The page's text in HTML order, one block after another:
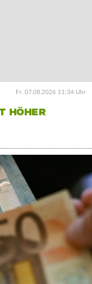
Fr. 07.08.2026 11:34 Uhr
HÖHER